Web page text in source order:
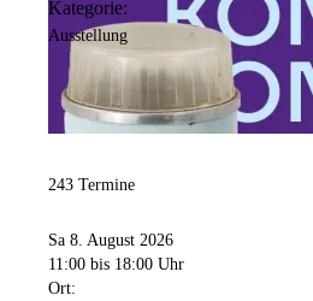
Kategorie:
Ausstellung
243 Termine
Sa 8. August 2026
11:00 bis 18:00 Uhr
Ort: